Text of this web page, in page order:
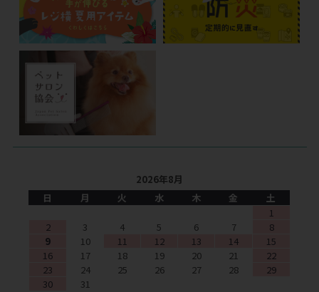
2026年8月
日
月 火 水 木 金
土
1
2
3 4 5 6 7
8
9
10 11 12 13 14
15
16
17 18 19 20 21
22
23
24 25 26 27 28
29
30
31